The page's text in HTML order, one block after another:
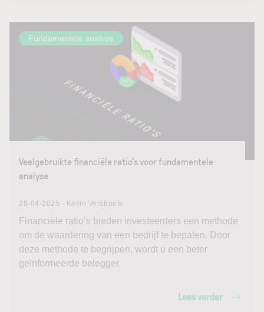
Fundamentele analyse
Veelgebruikte financiële ratio’s voor fundamentele
analyse
28-04-2025 - Kevin Verstraete
Financiële ratio’s bieden investeerders een methode
om de waardering van een bedrijf te bepalen. Door
deze methode te begrijpen, wordt u een beter
geïnformeerde belegger.
Lees verder